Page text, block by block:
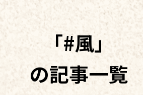
「#風」
の記事一覧